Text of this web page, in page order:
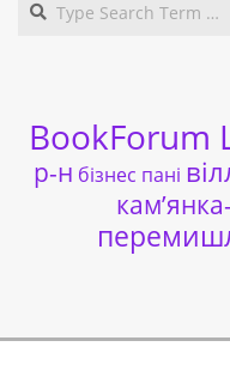
BookForum
р-н бізнес пані